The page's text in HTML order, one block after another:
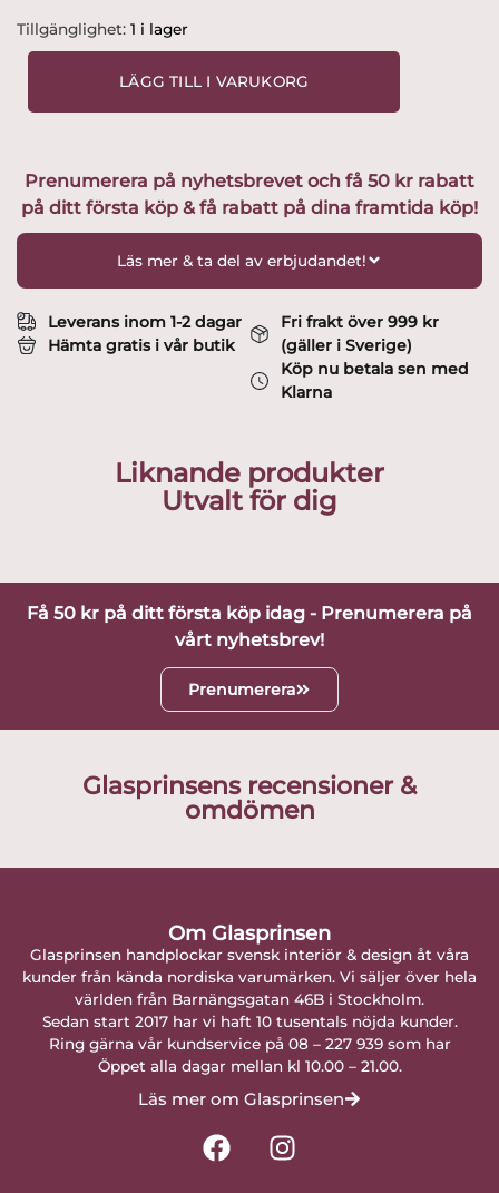
Tillgänglighet: 1 i lager
Gustavsberg
damer
med
blombukett
Lisa
Larson
LÄGG TILL I VARUKORG
Prenumerera på nyhetsbrevet och få 50 kr rabatt
på ditt första köp & få rabatt på dina framtida köp!
Läs mer & ta del av erbjudandet!
Leverans inom 1-2 dagar
Hämta gratis i vår butik
Fri frakt över 999 kr
(gäller i Sverige)
Köp nu betala sen med
Klarna
Liknande produkter
Utvalt för dig
Få 50 kr på ditt första köp idag - Prenumerera på
vårt nyhetsbrev!
Prenumerera
Glasprinsens recensioner &
omdömen
Om Glasprinsen
Glasprinsen handplockar svensk interiör & design åt våra
kunder från kända nordiska varumärken. Vi säljer över hela
världen från Barnängsgatan 46B i Stockholm.
Sedan start 2017 har vi haft 10 tusentals nöjda kunder.
Ring gärna vår kundservice på 08 – 227 939 som har
Öppet alla dagar mellan kl 10.00 – 21.00.
Läs mer om Glasprinsen
F
a
I
n